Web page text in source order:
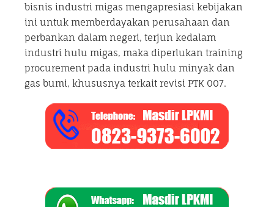
bisnis industri migas mengapresiasi kebijakan
ini untuk memberdayakan perusahaan dan
perbankan dalam negeri, terjun kedalam
industri hulu migas, maka diperlukan training
procurement pada industri hulu minyak dan
gas bumi, khususnya terkait revisi PTK 007.